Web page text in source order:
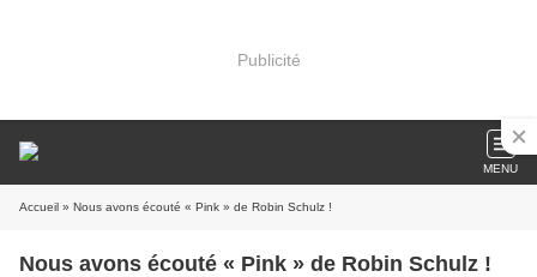
Publicité
MENU
Accueil » Nous avons écouté « Pink » de Robin Schulz !
Nous avons écouté « Pink » de Robin Schulz !